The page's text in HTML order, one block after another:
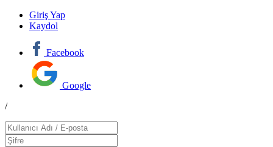
Giriş Yap
Kaydol
Facebook
Google
/